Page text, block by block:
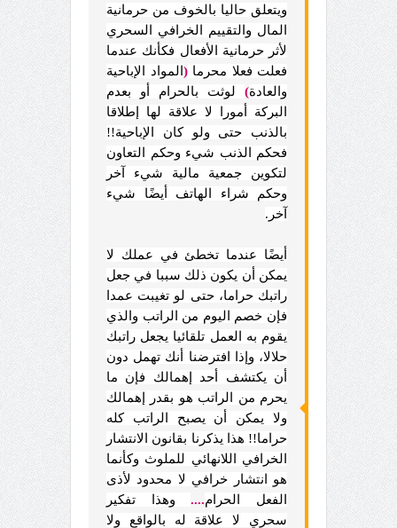
ويتعلق حاليا بالخوف من حرمانية
المال والتقييم الخرافي السحري
لأثر حرمانية الأفعال فكأنك عندما
فعلت فعلا محرما( المواد الإباحية
والعادة) لوثت بالحرام أو بعدم
البركة أمورا لا علاقة لها إطلاقا
بالذنب حتى ولو كان الإباحية!!
فحكم الذنب شيء وحكم التعاون
لتكوين جمعية مالية شيء آخر
وحكم شراء الهاتف أيضًا شيء
آخر.
أيضًا عندما تخطئ في عملك لا
يمكن أن يكون ذلك سببا في جعل
راتبك حراما، حتى لو تغيبت عمدا
فإن خصم اليوم من الراتب والذي
يقوم به العمل تلقائيا يجعل راتبك
حلالا، وإذا افترضنا أنك تهمل دون
أن يكتشف أحد إهمالك فإن ما
يحرم من الراتب هو بقدر إهمالك
ولا يمكن أن يصبح الراتب كله
حراما!! هذا يذكرنا بقانون الانتشار
الخرافي اللانهائي للملوث وكأنما
هو انتشار خرافي لا محدود لأذى
الفعل الحرام....وهذا تفكير
سحري لا علاقة له بالواقع ولا